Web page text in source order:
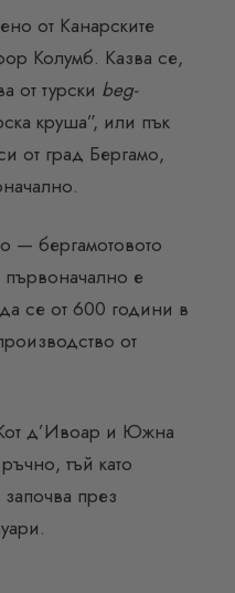
от Канарските
Колумб. Казва се,
от турски beg-
круша”, или пък
от град Бергамо,
— бергамотовото
е
се от 600 години в
от
д’Ивоар и Южна
тъй като
през